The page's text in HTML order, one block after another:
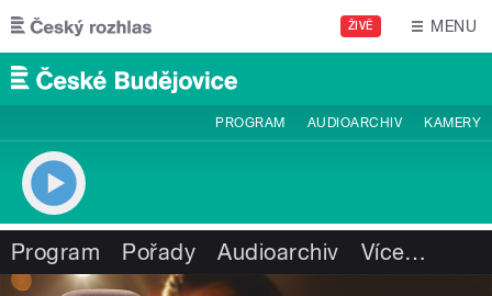
Přejít k hlavnímu obsahu
ŽIVĚ MENU
PROGRAM AUDIOARCHIV KAMERY
Program Pořady Audioarchiv Více…